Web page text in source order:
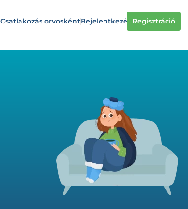
Csatlakozás orvoskéntBejelentkezés Regisztráció